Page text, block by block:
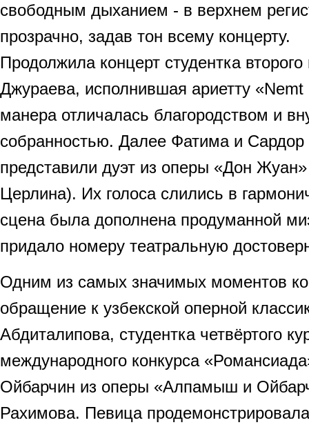
свободным дыханием - в верхнем
прозрачно, задав тон всему концерту.
Продолжила концерт студентка
Джураева, исполнившая ариетту
манера отличалась благородством и
собранностью. Далее Фатима и
представили дуэт из оперы «Дон
Церлина). Их голоса слились в
сцена была дополнена продуманной
придало номеру театральную
Одним из самых значимых моментов
обращение к узбекской оперной
Абдиталипова, студентка четвёртого
международного конкурса
Ойбарчин из оперы «Алпамыш и
Рахимова. Певица